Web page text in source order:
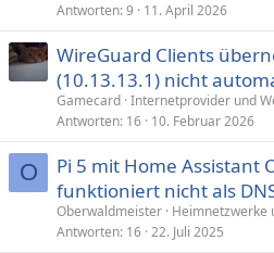
Antworten 9 11. April 2026
WireGuard Clients
(10.13.13.1) nicht
Gamecard Internetprovider und
Antworten 16 10. Februar 2026
O
Pi 5 mit Home Assistant
funktioniert nicht als
Oberwaldmeister Heimnetzwerke
Antworten 16 22. Juli 2025